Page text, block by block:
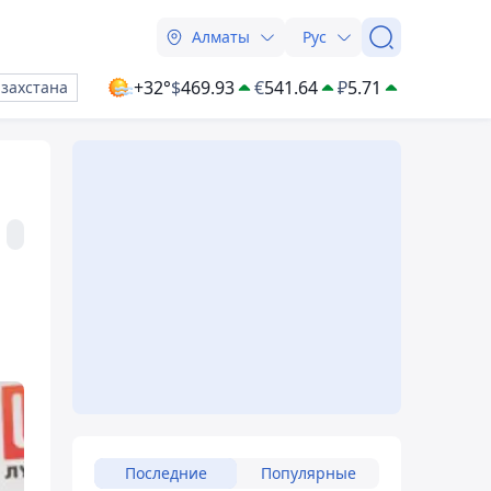
Алматы Рус
+32°$469.93 €541.64 ₽5.71
Последние Популярные